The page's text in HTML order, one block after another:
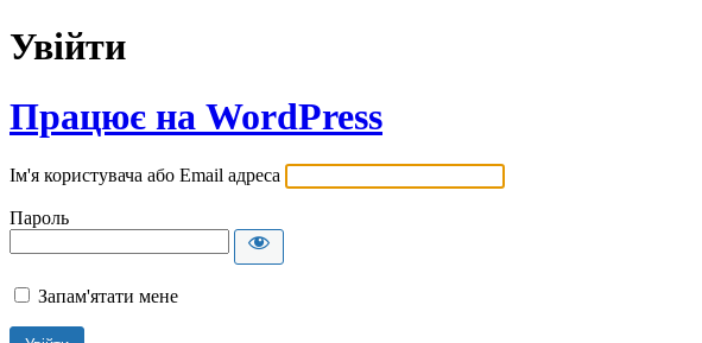
Увійти
Працює на WordPress
Ім'я користувача або Email адреса
Пароль
Запам'ятати мене